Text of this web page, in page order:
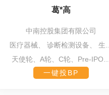
葛*高
中南控股集团有限公司
医疗器械、 诊断检测设备、 生物
产品、
医用耗材、 细胞工程
天使轮、A轮、C轮、Pre-IPO、
Pre-A
一键投BP